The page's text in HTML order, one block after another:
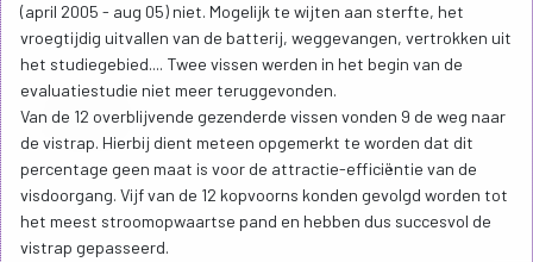
(april 2005 - aug 05) niet. Mogelijk te wijten aan sterfte, het
vroegtijdig uitvallen van de batterij, weggevangen, vertrokken uit
het studiegebied.... Twee vissen werden in het begin van de
evaluatiestudie niet meer teruggevonden.
Van de 12 overblijvende gezenderde vissen vonden 9 de weg naar
de vistrap. Hierbij dient meteen opgemerkt te worden dat dit
percentage geen maat is voor de attractie-efficiëntie van de
visdoorgang. Vijf van de 12 kopvoorns konden gevolgd worden tot
het meest stroomopwaartse pand en hebben dus succesvol de
vistrap gepasseerd.